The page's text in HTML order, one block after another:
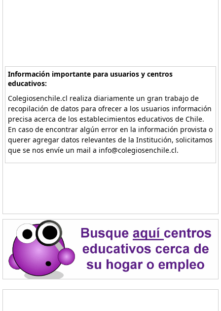
Información importante para usuarios y centros
educativos:
Colegiosenchile.cl realiza diariamente un gran trabajo de
recopilación de datos para ofrecer a los usuarios información
precisa acerca de los establecimientos educativos de Chile.
En caso de encontrar algún error en la información provista o
querer agregar datos relevantes de la Institución, solicitamos
que se nos envíe un mail a info@colegiosenchile.cl.